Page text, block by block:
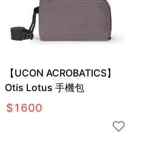
【UCON ACROBATICS】
Otis Lotus 手機包
$1600